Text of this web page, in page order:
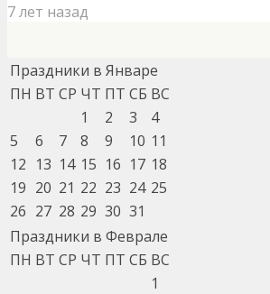
7 лет назад
Праздники в Январе
ПН ВТ СР ЧТ ПТ СБ ВС
1
2 3
4
5
6 7 8 9 10 11
12 13 14 15 16 17 18
19 20 21 22 23 24 25
26 27 28 29 30 31
Праздники в Феврале
ПН ВТ СР ЧТ ПТ СБ ВС
1